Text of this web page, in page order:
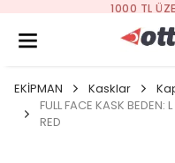
EKİPMAN Kasklar
FULL FACE KASK
RED